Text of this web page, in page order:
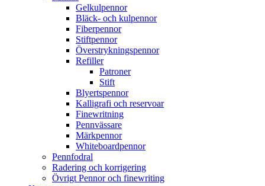
Gelkulpennor
Bläck- och kulpennor
Fiberpennor
Stiftpennor
Överstrykningspennor
Refiller
Patroner
Stift
Blyertspennor
Kalligrafi och reservoar
Finewritning
Pennvässare
Märkpennor
Whiteboardpennor
Pennfodral
Radering och korrigering
Övrigt Pennor och finewriting